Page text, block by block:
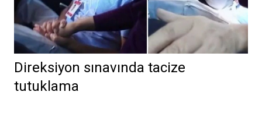
Direksiyon sınavında tacize
tutuklama